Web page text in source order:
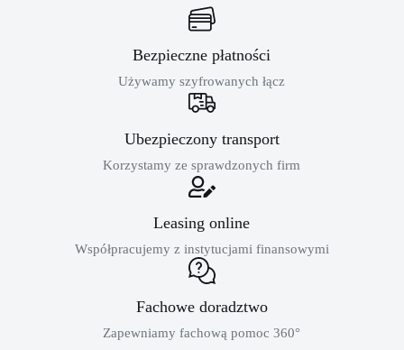
Bezpieczne płatności
Używamy szyfrowanych łącz
Ubezpieczony transport
Korzystamy ze sprawdzonych firm
Leasing online
Współpracujemy z instytucjami finansowymi
Fachowe doradztwo
Zapewniamy fachową pomoc 360°